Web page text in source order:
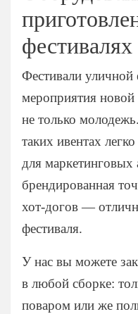
Мини-
Блюда от
Детское
Десерты
Пирожные
Соусы
Все товары
На 300
На гендер
Премиум
На
На
На 20
На 25
На 30
На 40
На 50
на 25
на 30
на 40
В офис
на 50
На
На
Свадебный
Фестивали
мероприятия
не только
таких ивентах
для маркетинговых
брендированная
хот-догов —
фестиваля.
У нас вы можете
в любой сборке:
поваром или же